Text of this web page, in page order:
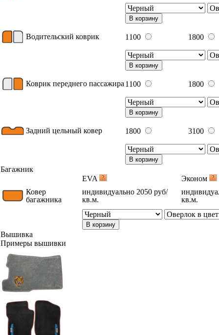
В корзину
Водительский коврик 1100 1800
В корзину
Коврик переднего пассажира 1100 1800
В корзину
Задний цельный ковер 1800 3100
В корзину
Багажник
EVA
Эконом
Ковер
багажника
индивидуально 2050 руб/
кв.м.
кв.м.
В корзину
Вышивка
Примеры вышивки